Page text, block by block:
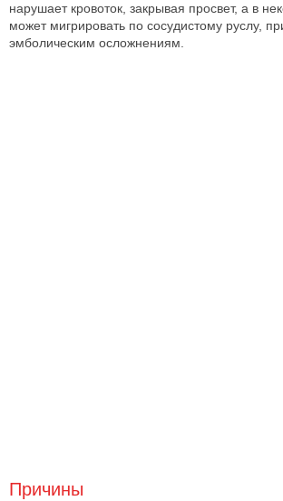
нарушает кровоток, закрывая просвет, а в
может мигрировать по сосудистому руслу,
эмболическим осложнениям.
Причины